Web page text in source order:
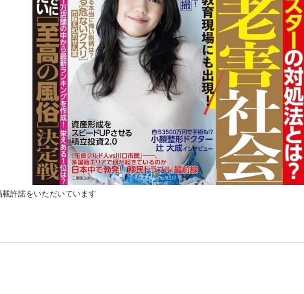
許諾をいただいています